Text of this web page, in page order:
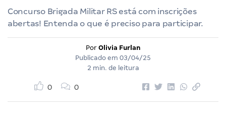
Concurso Brigada Militar RS está com inscrições
abertas! Entenda o que é preciso para participar.
Por Olivia Furlan
Publicado em 03/04/25
2 min. de leitura
0 0